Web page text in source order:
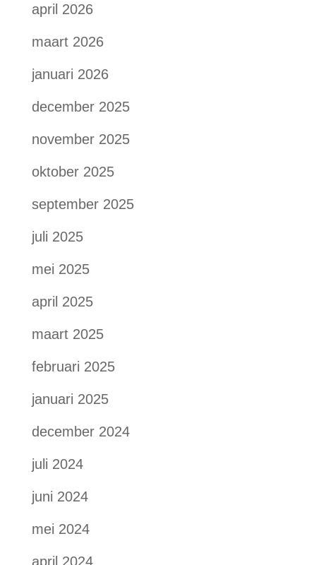
april 2026
maart 2026
januari 2026
december 2025
november 2025
oktober 2025
september 2025
juli 2025
mei 2025
april 2025
maart 2025
februari 2025
januari 2025
december 2024
juli 2024
juni 2024
mei 2024
april 2024